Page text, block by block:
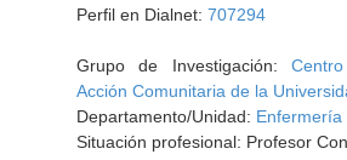
Perfil en Dialnet: 707294
Grupo de Investigación:
Acción Comunitaria de la
Departamento/Unidad: Enfermería
Situación profesional: Profesor